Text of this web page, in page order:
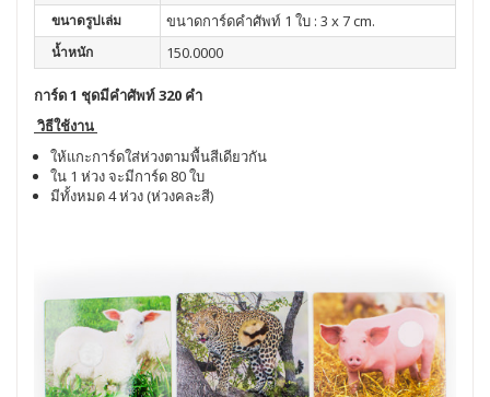
ขนาดรูปเล่ม ขนาดการ์ดคำศัพท์ 1 ใบ : 3 x 7 cm.
น้ำหนัก 150.0000
การ์ด 1 ชุดมีคำศัพท์ 320 คำ
วิธีใช้งาน
ให้แกะการ์ดใส่ห่วงตามพื้นสีเดียวกัน
ใน 1 ห่วง จะมีการ์ด 80 ใบ
มีทั้งหมด 4 ห่วง (ห่วงคละสี)